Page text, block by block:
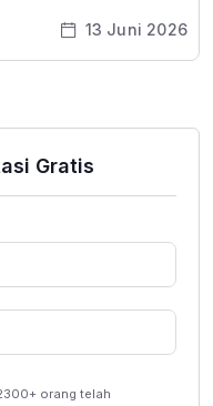
13 Juni 2026
Gratis
orang telah